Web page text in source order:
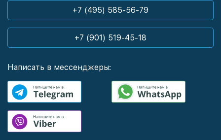
+7 (495) 585-56-79
+7 (901) 519-45-18
Написать в мессенджеры: